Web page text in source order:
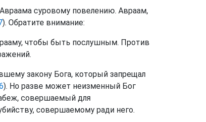
суровому повелению. Авраам,
). Обратите внимание:
чтобы быть послушным. Против
закону Бога, который запрещал
). Но разве может неизменный Бог
совершаемый для
совершаемому ради него.